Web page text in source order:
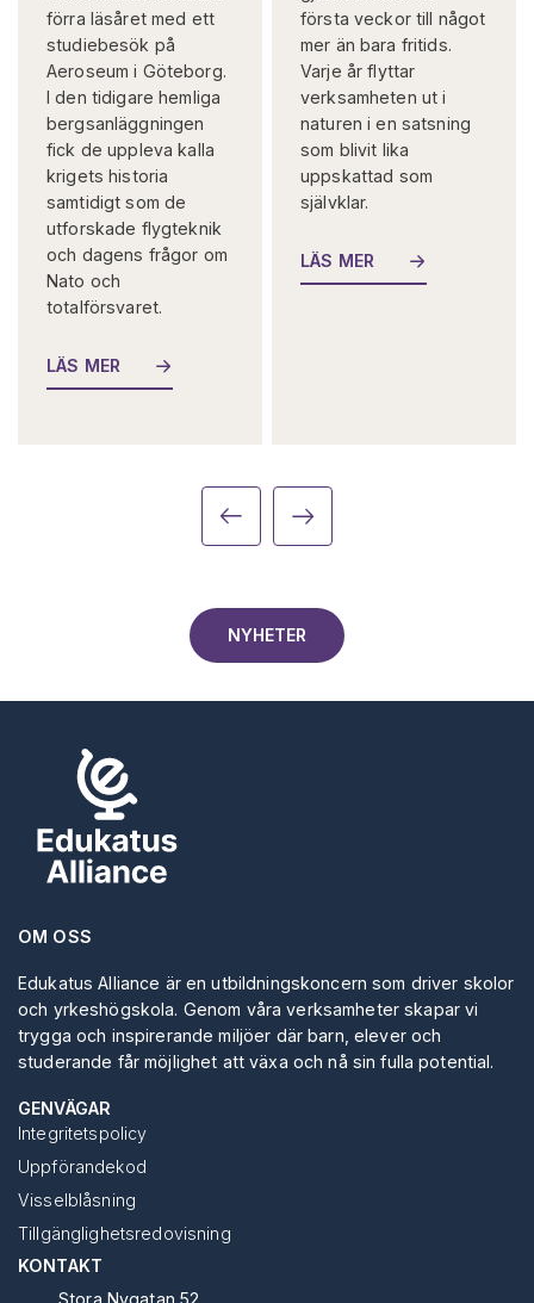
förra läsåret med ett
studiebesök på
Aeroseum i Göteborg.
I den tidigare hemliga
bergsanläggningen
fick de uppleva kalla
krigets historia
samtidigt som de
utforskade flygteknik
och dagens frågor om
Nato och
totalförsvaret.
LÄS MER
första veckor till något
mer än bara fritids.
Varje år flyttar
verksamheten ut i
naturen i en satsning
som blivit lika
uppskattad som
självklar.
LÄS MER
NYHETER
OM OSS
Edukatus Alliance är en utbildningskoncern som driver skolor
och yrkeshögskola. Genom våra verksamheter skapar vi
trygga och inspirerande miljöer där barn, elever och
studerande får möjlighet att växa och nå sin fulla potential.
GENVÄGAR
Integritetspolicy
Uppförandekod
Visselblåsning
Tillgänglighetsredovisning
KONTAKT